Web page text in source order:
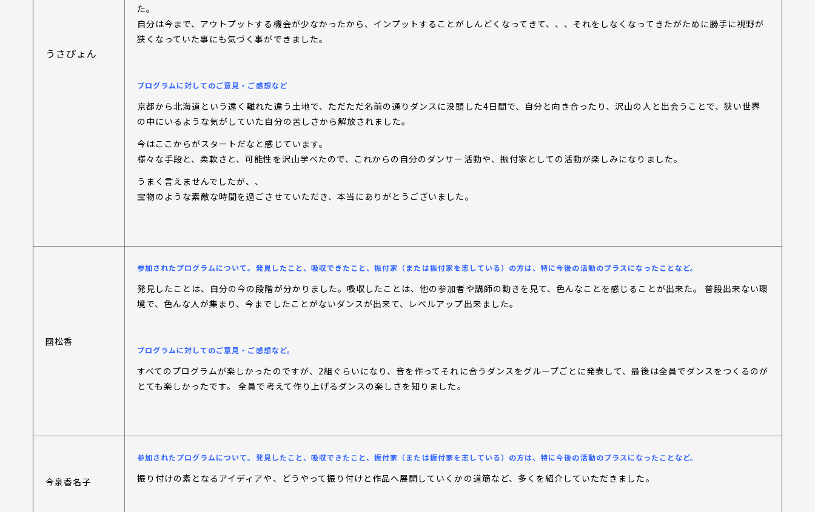
うさぴょん
た。
自分は今まで、アウトプットする機会が少なかったから、インプットすることがしんどくなってきて、、、それをしなくなってきたがために勝手に視野が
狭くなっていた事にも気づく事ができました。
プログラムに対してのご意見・ご感想など
京都から北海道という遠く離れた違う土地で、ただただ名前の通りダンスに没頭した4日間で、自分と向き合ったり、沢山の人と出会うことで、狭い世界
の中にいるような気がしていた自分の苦しさから解放されました。
今はここからがスタートだなと感じています。
様々な手段と、柔軟さと、可能性を沢山学べたので、これからの自分のダンサー活動や、振付家としての活動が楽しみになりました。
うまく言えませんでしたが、、
宝物のような素敵な時間を過ごさせていただき、本当にありがとうございました。
國松香
参加されたプログラムについて。発見したこと、吸収できたこと、振付家（または振付家を志している）の方は、特に今後の活動のプラスになったことなど。
発見したことは、自分の今の段階が分かりました。吸収したことは、他の参加者や講師の動きを見て、色んなことを感じることが出来た。 普段出来ない環
境で、色んな人が集まり、今までしたことがないダンスが出来て、レベルアップ出来ました。
プログラムに対してのご意見・ご感想など。
すべてのプログラムが楽しかったのですが、2組ぐらいになり、音を作ってそれに合うダンスをグループごとに発表して、最後は全員でダンスをつくるのが
とても楽しかったです。 全員で考えて作り上げるダンスの楽しさを知りました。
今泉香名子
参加されたプログラムについて。発見したこと、吸収できたこと、振付家（または振付家を志している）の方は、特に今後の活動のプラスになったことなど。
振り付けの素となるアイディアや、どうやって振り付けと作品へ展開していくかの道筋など、多くを紹介していただきました。